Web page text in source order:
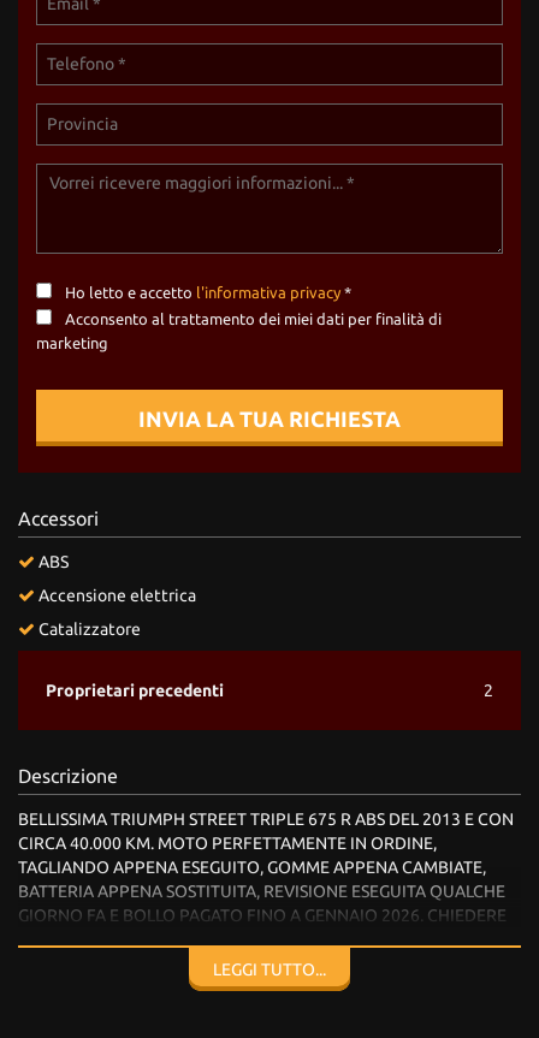
Ho letto e accetto l'informativa privacy *
Acconsento al trattamento dei miei dati per finalità di
marketing
INVIA LA TUA RICHIESTA
Accessori
ABS
Accensione elettrica
Catalizzatore
Proprietari precedenti 2
Descrizione
BELLISSIMA TRIUMPH STREET TRIPLE 675 R ABS DEL 2013 E CON
CIRCA 40.000 KM. MOTO PERFETTAMENTE IN ORDINE,
TAGLIANDO APPENA ESEGUITO, GOMME APPENA CAMBIATE,
BATTERIA APPENA SOSTITUITA, REVISIONE ESEGUITA QUALCHE
GIORNO FA E BOLLO PAGATO FINO A GENNAIO 2026. CHIEDERE
MOTO IN CONTOVENDITA DA PRIVATO!
LEGGI TUTTO...